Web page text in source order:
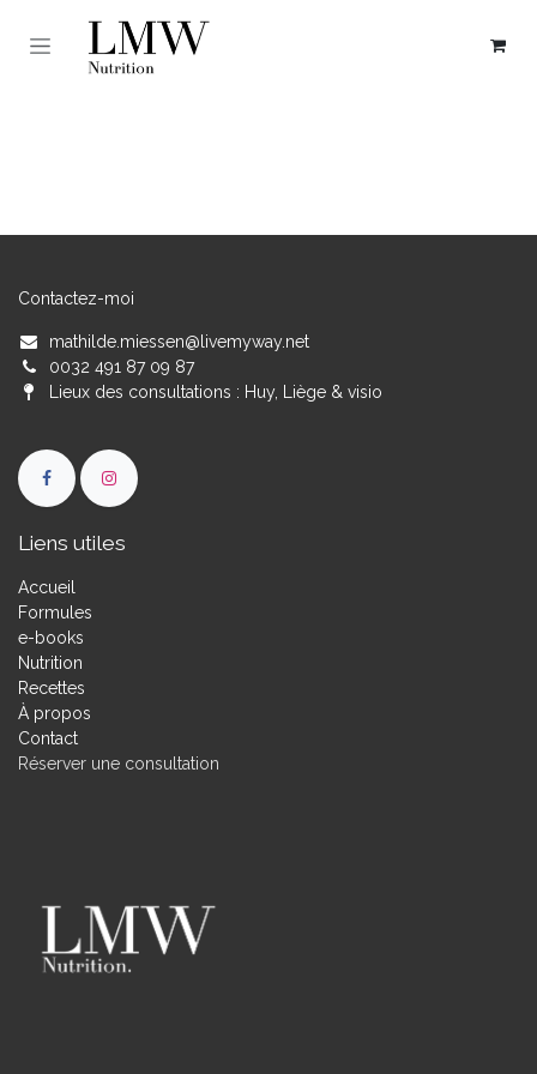
Contactez-moi
mathilde.miessen@livemyway.net
0032 491 87 09 87
Lieux des consultations : Huy, Liège & visio
Liens utiles
Accueil
Formules
e-books
Nutrition
Recettes
À propos
Contact
Réserver une consultation